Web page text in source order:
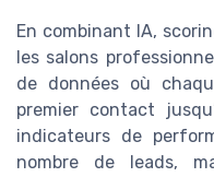
En combinant IA,
les salons
de données où
premier contact
indicateurs de
nombre de leads,